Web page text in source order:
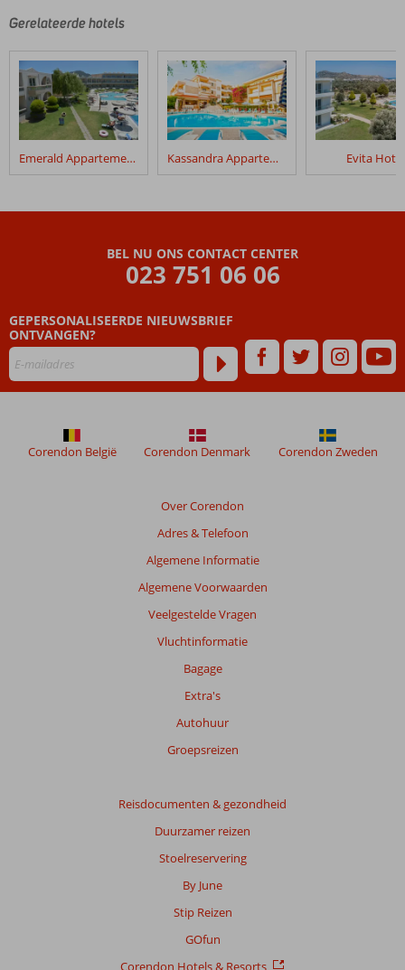
door
klanten
geschreven
na
hun
Fly
ouder
zijn
maanden
niet
meer
Gerelateerde hotels
Emerald Appartementen Kassandra Appartementen Evita Hotel
BEL NU ONS CONTACT CENTER
023 751 06 06
GEPERSONALISEERDE NIEUWSBRIEF
ONTVANGEN?
Over Corendon
Adres & Telefoon
Algemene Informatie
Algemene Voorwaarden
Veelgestelde Vragen
Vluchtinformatie
Bagage
Extra's
Autohuur
Groepsreizen
Reisdocumenten & gezondheid
Duurzamer reizen
Stoelreservering
By June
Stip Reizen
GOfun
Corendon Hotels & Resorts
Corendon België Corendon Denmark Corendon Zweden